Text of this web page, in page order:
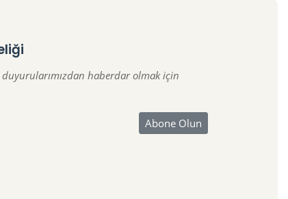
haberdar olmak için